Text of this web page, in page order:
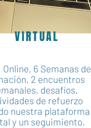
VIRTUAL
Online, 6 Semanas de
2 encuentros
desafíos,
de refuerzo
nuestra plataforma
y un seguimiento.